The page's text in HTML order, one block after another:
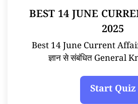
BEST 14 JUNE
2025
Best 14 June Current
ज्ञान से संबंधित General